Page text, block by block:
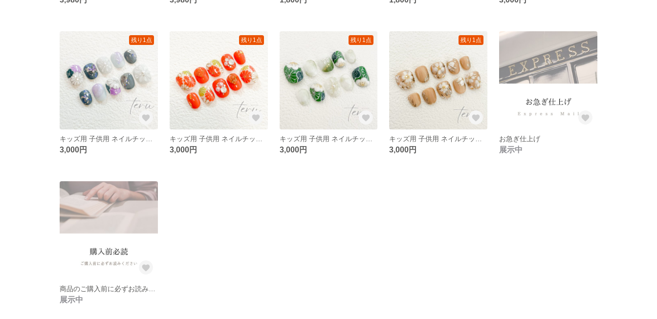
残り1点
3,000円
残り1点
3,000円
残り1点
3,000円
残り1点
3,000円
お急ぎ仕上げ
展示中
展示中